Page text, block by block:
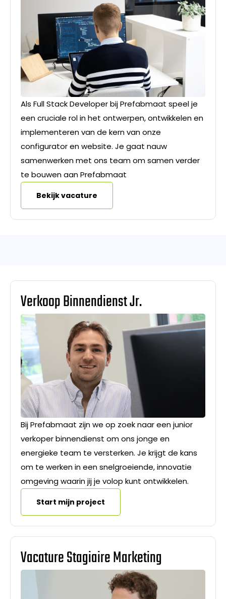
Als Full Stack Developer bij Prefabmaat speel je
een cruciale rol in het ontwerpen, ontwikkelen en
implementeren van de kern van onze
configurator en website. Je gaat nauw
samenwerken met ons team om samen verder
te bouwen aan Prefabmaat
Bekijk vacature
Verkoop Binnendienst Jr.
Bij Prefabmaat zijn we op zoek naar een junior
verkoper binnendienst om ons jonge en
energieke team te versterken. Je krijgt de kans
om te werken in een snelgroeiende, innovatie
omgeving waarin jij je volop kunt ontwikkelen.
Start mijn project
Vacature Stagiaire Marketing